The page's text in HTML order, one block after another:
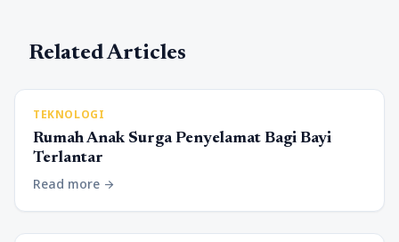
Related Articles
TEKNOLOGI
Rumah Anak Surga Penyelamat Bagi Bayi
Terlantar
Read more arrow_forward